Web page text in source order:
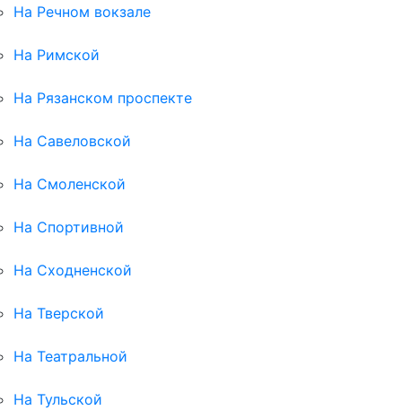
На Речном вокзале
На Римской
На Рязанском проспекте
На Савеловской
На Смоленской
На Спортивной
На Сходненской
На Тверской
На Театральной
На Тульской